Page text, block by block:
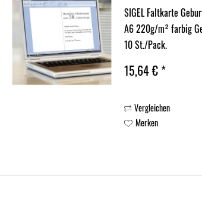
SIGEL Faltkarte
A6 220g/m² farbig
10 St./Pack.
15,64 € *
Vergleichen
Merken